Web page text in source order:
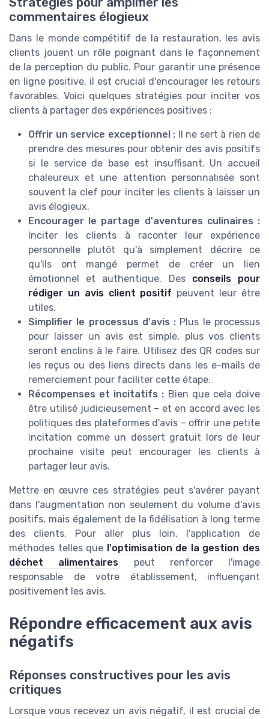
commentaires élogieux
Dans le monde compétitif de la restauration, les avis
clients jouent un rôle poignant dans le façonnement
de la perception du public. Pour garantir une présence
en ligne positive, il est crucial d'encourager les retours
favorables. Voici quelques stratégies pour inciter vos
clients à partager des expériences positives :
Offrir un service exceptionnel : Il ne sert à rien de
prendre des mesures pour obtenir des avis positifs
si le service de base est insuffisant. Un accueil
chaleureux et une attention personnalisée sont
souvent la clef pour inciter les clients à laisser un
avis élogieux.
Encourager le partage d'aventures culinaires :
Inciter les clients à raconter leur expérience
personnelle plutôt qu'à simplement décrire ce
qu'ils ont mangé permet de créer un lien
émotionnel et authentique. Des conseils pour
rédiger un avis client positif peuvent leur être
utiles.
Simplifier le processus d'avis : Plus le processus
pour laisser un avis est simple, plus vos clients
seront enclins à le faire. Utilisez des QR codes sur
les reçus ou des liens directs dans les e-mails de
remerciement pour faciliter cette étape.
Récompenses et incitatifs : Bien que cela doive
être utilisé judicieusement – et en accord avec les
politiques des plateformes d'avis – offrir une petite
incitation comme un dessert gratuit lors de leur
prochaine visite peut encourager les clients à
partager leur avis.
Mettre en œuvre ces stratégies peut s'avérer payant
dans l'augmentation non seulement du volume d'avis
positifs, mais également de la fidélisation à long terme
des clients. Pour aller plus loin, l'application de
méthodes telles que l'optimisation de la gestion des
déchet alimentaires peut renforcer l'image
responsable de votre établissement, influençant
positivement les avis.
Répondre efficacement aux avis
négatifs
Réponses constructives pour les avis
critiques
Lorsque vous recevez un avis négatif, il est crucial de